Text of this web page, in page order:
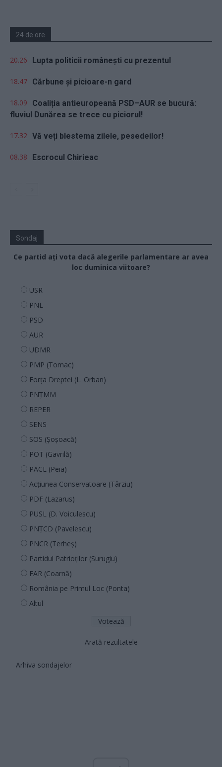
24 de ore
20.26 Lupta politicii românești cu prezentul
18.47 Cărbune și picioare-n gard
18.09
Coaliția antieuropeană PSD–AUR se bucură:
fluviul Dunărea se trece cu piciorul!
17.32 Vă veți blestema zilele, pesedeilor!
08.38 Escrocul Chirieac
Sondaj
Ce partid ați vota dacă alegerile parlamentare ar avea
loc duminica viitoare?
USR
PNL
PSD
AUR
UDMR
PMP (Tomac)
Forța Dreptei (L. Orban)
PNȚMM
REPER
SENS
SOS (Șoșoacă)
POT (Gavrilă)
PACE (Peia)
Acțiunea Conservatoare (Târziu)
PDF (Lazarus)
PUSL (D. Voiculescu)
PNȚCD (Pavelescu)
PNCR (Terheș)
Partidul Patrioților (Surugiu)
FAR (Coarnă)
România pe Primul Loc (Ponta)
Altul
Arată rezultatele
Arhiva sondajelor